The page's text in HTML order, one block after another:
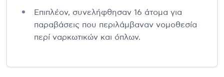
Επιπλέον, συνελήφθησαν 16 άτομα για
παραβάσεις που περιλάμβαναν νομοθεσία
περί ναρκωτικών και όπλων.